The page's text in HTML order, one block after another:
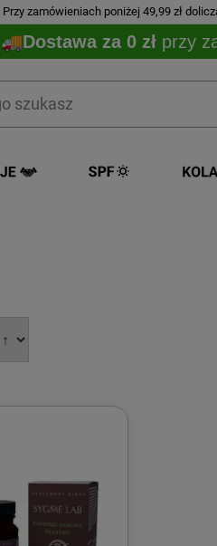
Przy zamówieniach poniżej 49,99 zł
Dostawa za 0 zł przy